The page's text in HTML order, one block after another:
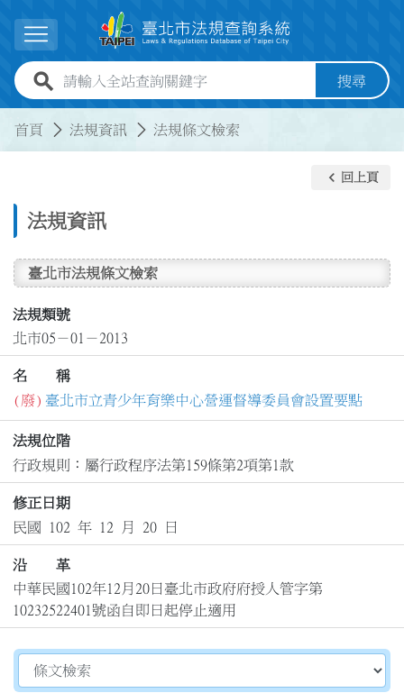
展開選單
全站查詢關鍵字欄位 搜尋
首頁 法規資訊 法規條文檢索
法規資訊
keyboard_arrow_left 回上頁
臺北市法規條文檢索
法規類號
北市05－01－2013
名 稱
(廢) 臺北市立青少年育樂中心營運督導委員會設置要點
法規位階
行政規則：屬行政程序法第159條第2項第1款
修正日期
民國 102 年 12 月 20 日
沿 革
中華民國102年12月20日臺北市政府府授人管字第
10232522401號函自即日起停止適用
切換選擇法規資訊內容